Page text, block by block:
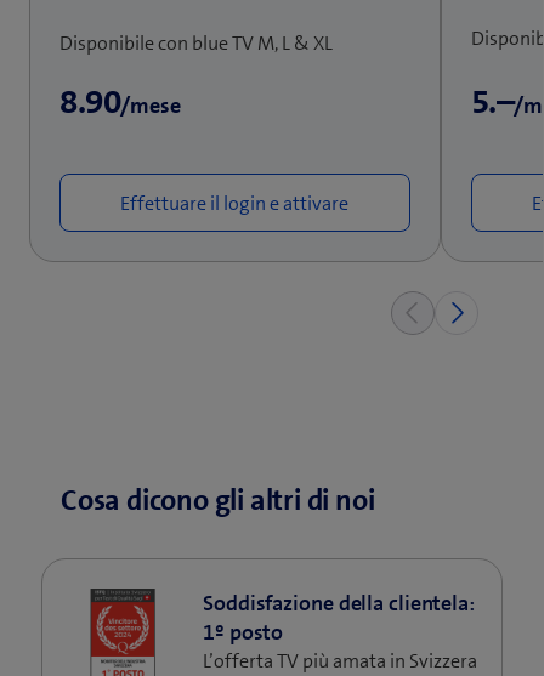
Disponibile con blue TV M, L & XL
8.90/mese
Effettuare il login e attivare
5.–/
Cosa dicono gli altri di noi
Soddisfazione della clientela:
1º posto
L’offerta TV più amata in Svizzera